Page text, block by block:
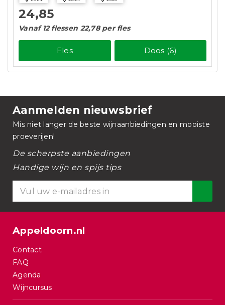
24,85
Vanaf 12 flessen 22,78 per fles
Fles Doos (6)
Aanmelden nieuwsbrief
Mis niet langer de beste wijnaanbiedingen en mooiste
proeverijen!
De scherpste aanbiedingen
Handige wijn en spijs tips
Appeldoorn.nl
Contact
FAQ
Agenda
Wijncursus